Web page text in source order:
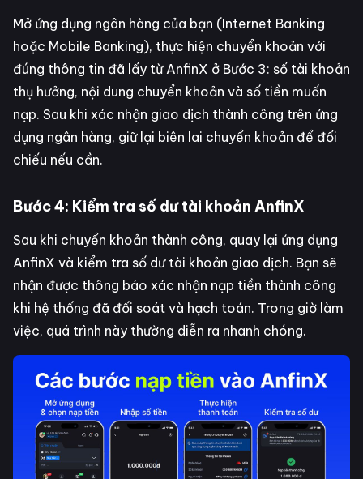
Mở ứng dụng ngân hàng của bạn (Internet Banking
hoặc Mobile Banking), thực hiện chuyển khoản với
đúng thông tin đã lấy từ AnfinX ở Bước 3: số tài khoản
thụ hưởng, nội dung chuyển khoản và số tiền muốn
nạp. Sau khi xác nhận giao dịch thành công trên ứng
dụng ngân hàng, giữ lại biên lai chuyển khoản để đối
chiếu nếu cần.
Bước 4: Kiểm tra số dư tài khoản AnfinX
Sau khi chuyển khoản thành công, quay lại ứng dụng
AnfinX và kiểm tra số dư tài khoản giao dịch. Bạn sẽ
nhận được thông báo xác nhận nạp tiền thành công
khi hệ thống đã đối soát và hạch toán. Trong giờ làm
việc, quá trình này thường diễn ra nhanh chóng.